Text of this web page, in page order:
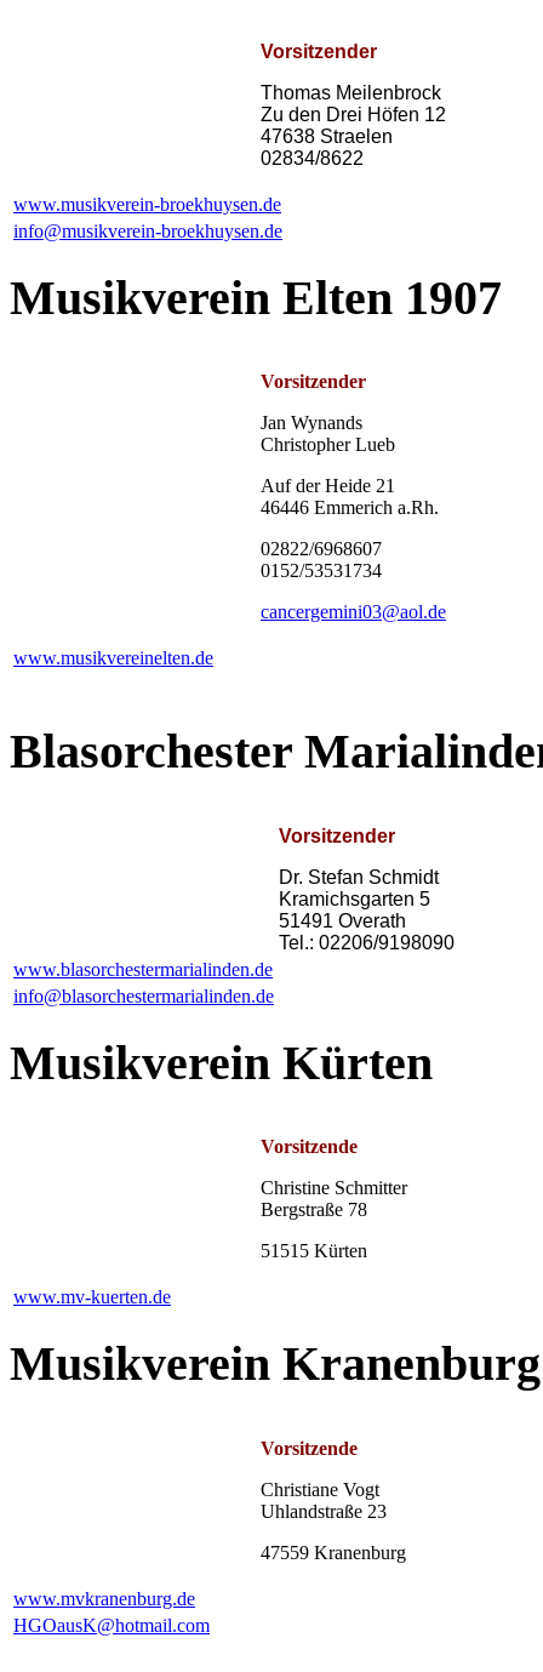
Vorsitzender
Thomas Meilenbrock
Zu den Drei Höfen 12
47638 Straelen
02834/8622
www.musikverein-broekhuysen.de
info@musikverein-broekhuysen.de
Musikverein Elten 1907
Vorsitzender
Jan Wynands
Christopher Lueb
Auf der Heide 21
46446 Emmerich a.Rh.
02822/6968607
0152/53531734
cancergemini03@aol.de
www.musikvereinelten.de
Blasorchester
Vorsitzender
Dr. Stefan Schmidt
Kramichsgarten 5
51491 Overath
Tel.: 02206/9198090
www.blasorchestermarialinden.de
info@blasorchestermarialinden.de
Musikverein Kürten
Vorsitzende
Christine Schmitter
Bergstraße 78
51515 Kürten
www.mv-kuerten.de
Musikverein Kranenburg
Vorsitzende
Christiane Vogt
Uhlandstraße 23
47559 Kranenburg
www.mvkranenburg.de
HGOausK@hotmail.com